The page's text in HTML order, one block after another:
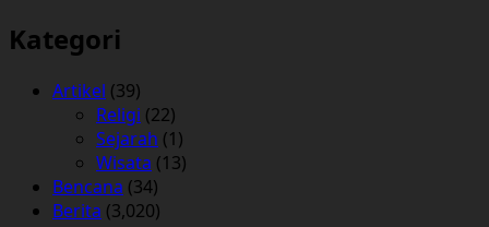
Kategori
Artikel (39)
Religi (22)
Sejarah (1)
Wisata (13)
Bencana (34)
Berita (3,020)